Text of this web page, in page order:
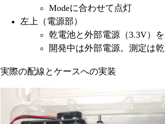
Modeに合わせて点灯
左上（電源部）
乾電池と外部電源（3.3V）
開発中は外部電源。測定は
実際の配線とケースへの実装